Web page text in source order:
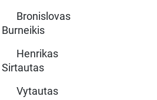
Bronislovas
Burneikis
Henrikas
Sirtautas
Vytautas